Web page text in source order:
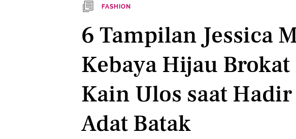
FASHION
6 Tampilan Jessica
Kebaya Hijau
Kain Ulos saat
Adat Batak